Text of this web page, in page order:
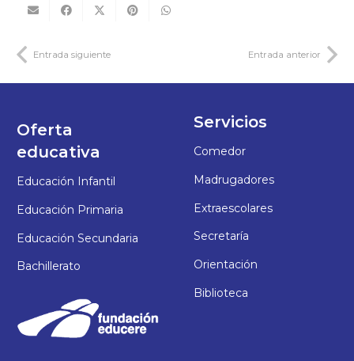
Entrada siguiente Entrada anterior
Oferta
educativa
Educación Infantil
Educación Primaria
Educación Secundaria
Bachillerato
Servicios
Comedor
Madrugadores
Extraescolares
Secretaría
Orientación
Biblioteca